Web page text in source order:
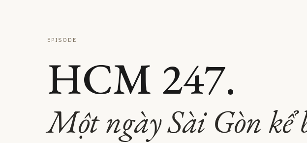
EPISODE
HCM 247.
Một ngày Sài Gòn kể